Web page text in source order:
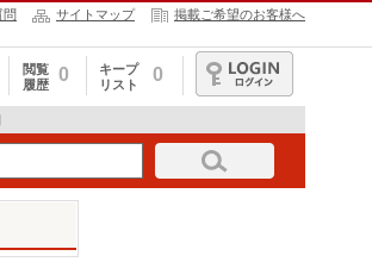
問 サイトマップ 掲載ご希望のお客様へ
閲覧
履歴
0
キープ
リスト
0
ログイン